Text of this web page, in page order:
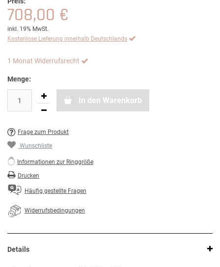
708,00 €
inkl. 19% MwSt.
Kostenlose Lieferung innerhalb Deutschlands
1 Monat Widerrufsrecht
Menge:
In den Warenkorb
Frage zum Produkt
Wunschliste
Informationen zur Ringgröße
Drucken
Häufig gestellte Fragen
Widerrufsbedingungen
Details